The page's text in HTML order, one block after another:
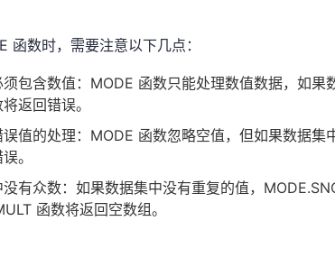
函数时，需要注意以下几点：
包含数值：MODE 函数只能处理数值数据，如果
返回错误。
误值的处理：MODE 函数忽略空值，但如果数据
。
有众数：如果数据集中没有重复的值，
函数将返回空数组。